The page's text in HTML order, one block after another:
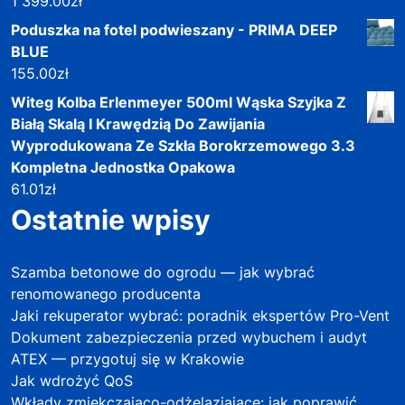
Poduszka na fotel podwieszany - PRIMA DEEP
BLUE
155.00zł
Witeg Kolba Erlenmeyer 500ml Wąska Szyjka Z
Białą Skalą I Krawędzią Do Zawijania
Wyprodukowana Ze Szkła Borokrzemowego 3.3
Kompletna Jednostka Opakowa
61.01zł
Ostatnie wpisy
Szamba betonowe do ogrodu — jak wybrać
renomowanego producenta
Jaki rekuperator wybrać: poradnik ekspertów Pro-Vent
Dokument zabezpieczenia przed wybuchem i audyt
ATEX — przygotuj się w Krakowie
Jak wdrożyć QoS